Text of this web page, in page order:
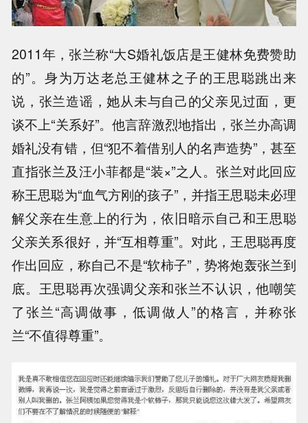
2011年，张兰称“大S婚礼饭店是王健林免费赞助
的”。身为万达老总王健林之子的王思聪跳出来
说，张兰造谣，她从未与自己的父亲见过面，更
谈不上“关系好”。他言辞激烈地指出，张兰办高调
婚礼没有错，但“犯不着借别人的名声造势”，甚至
直指张兰及汪小菲都是“装×”之人。张兰对此回应
称王思聪为“血气方刚的孩子”，并指王思聪未必理
解父亲在生意上的行为，依旧暗示自己和王思聪
父亲关系很好，并“互相尊重”。对此，王思聪再度
作出回应，称自己不是“软柿子”，势将炮轰张兰到
底。王思聪再次强调父亲和张兰不认识，他嘲笑
了张兰“高调做事，低调做人”的格言，并称张
兰“不值得尊重”。